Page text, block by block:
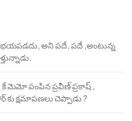
భయపడదు, అని పదే, పదే ,అంటున్న
మెమో పంపిన ప్రవీణ్ ప్రకాష్ ,
కు క్షమాపణలు చెప్పాడు ?